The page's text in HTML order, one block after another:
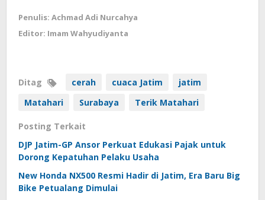
Penulis: Achmad Adi Nurcahya
Editor: Imam Wahyudiyanta
Ditag cerah cuaca Jatim
jatim
Matahari
Surabaya Terik Matahari
Posting Terkait
DJP Jatim-GP Ansor Perkuat Edukasi Pajak untuk
Dorong Kepatuhan Pelaku Usaha
New Honda NX500 Resmi Hadir di Jatim, Era Baru Big
Bike Petualang Dimulai